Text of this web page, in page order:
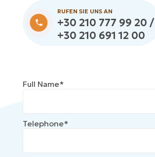
RUFEN SIE UNS AN
+30 210 777 99 20 /
+30 210 691 12 00
Full Name*
Telephone*